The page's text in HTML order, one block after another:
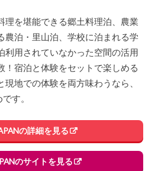
理を堪能できる郷土料理泊、農業
農泊・里山泊、学校に泊まれる学
利用されていなかった空間の活用
！宿泊と体験をセットで楽しめる
地での体験を両方味わうなら、
す。
の詳細を見る
のサイトを見る